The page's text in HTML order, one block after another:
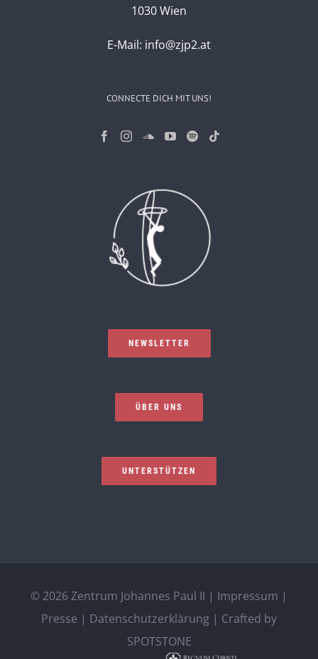
1030 Wien
E-Mail: info@zjp2.at
CONNECTE DICH MIT UNS!
NEWSLETTER
ÜBER UNS
UNTERSTÜTZEN
© 2026 Zentrum Johannes Paul II | Impressum |
Presse | Datenschutzerklärung | Crafted by
SPOTSTONE